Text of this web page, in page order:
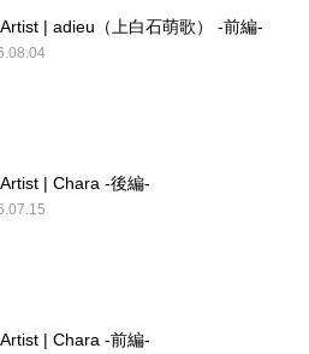
| adieu（上白石萌歌） -前編-
| Chara -後編-
| Chara -前編-